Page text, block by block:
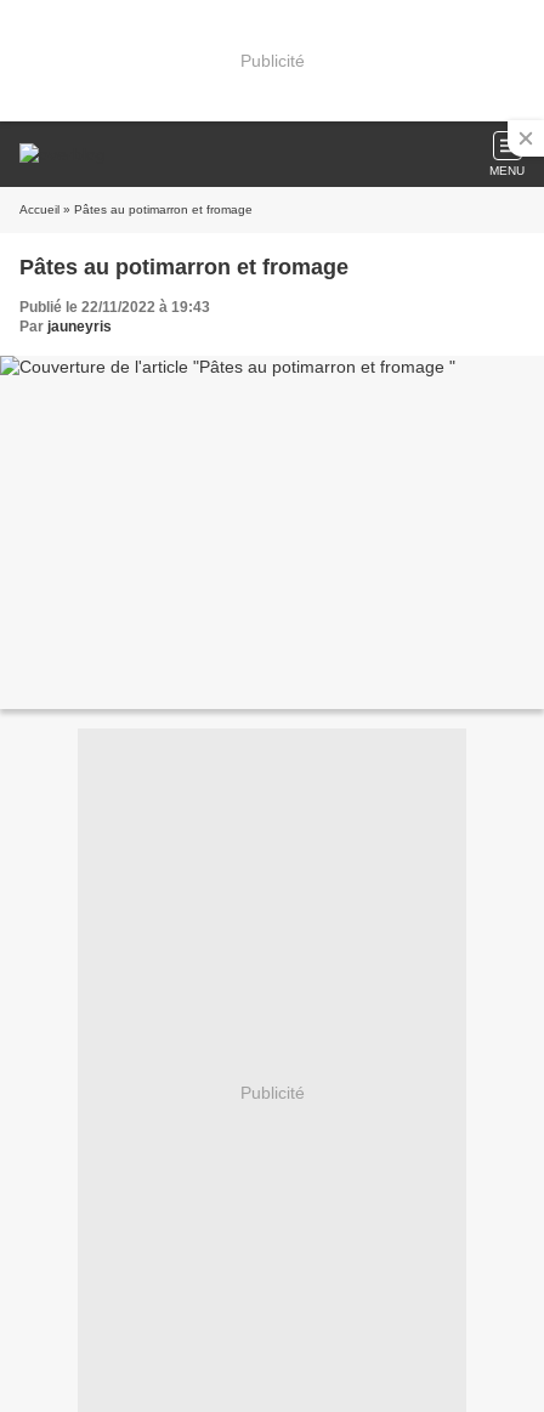
Publicité
MENU
Accueil » Pâtes au potimarron et fromage
Pâtes au potimarron et fromage
Publié le 22/11/2022 à 19:43
Par jauneyris
Publicité